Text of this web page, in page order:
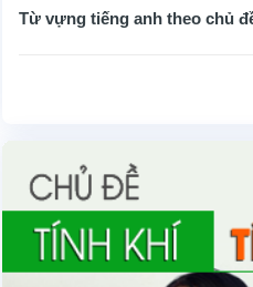
Từ vựng tiếng anh theo chủ